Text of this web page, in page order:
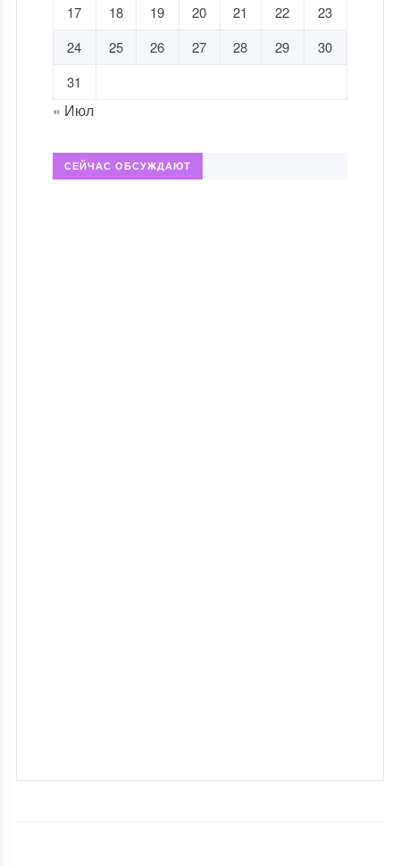
17
18 19 20 21 22
23
24
25 26 27 28 29
30
31
« Июл
СЕЙЧАС ОБСУЖДАЮТ